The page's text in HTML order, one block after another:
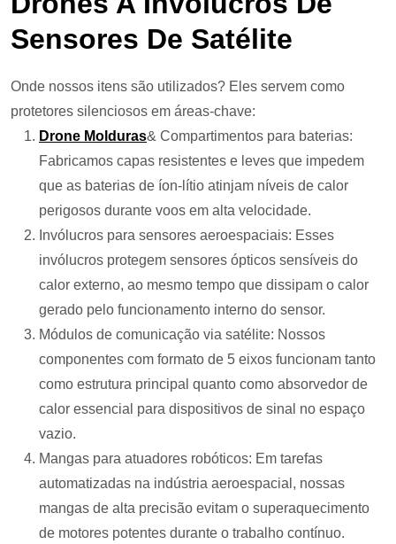
Sensores De Satélite
Onde nossos itens são utilizados? Eles servem como
protetores silenciosos em áreas-chave:
Drone Molduras& Compartimentos para baterias:
Fabricamos capas resistentes e leves que impedem
que as baterias de íon-lítio atinjam níveis de calor
perigosos durante voos em alta velocidade.
Invólucros para sensores aeroespaciais: Esses
invólucros protegem sensores ópticos sensíveis do
calor externo, ao mesmo tempo que dissipam o calor
gerado pelo funcionamento interno do sensor.
Módulos de comunicação via satélite: Nossos
componentes com formato de 5 eixos funcionam tanto
como estrutura principal quanto como absorvedor de
calor essencial para dispositivos de sinal no espaço
vazio.
Mangas para atuadores robóticos: Em tarefas
automatizadas na indústria aeroespacial, nossas
mangas de alta precisão evitam o superaquecimento
de motores potentes durante o trabalho contínuo.